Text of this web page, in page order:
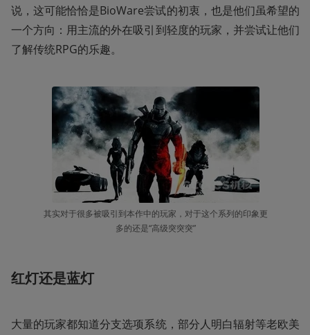
说，这可能恰恰是BioWare尝试的初衷，也是他们虽希望的
一个方向：用主流的外在吸引到轻度的玩家，并尝试让他们
了解传统RPG的乐趣。
其实对于很多被吸引到本作中的玩家，对于这个系列的印象更
多的还是“高级突突突”
红灯还是蓝灯
大量的玩家都知道分支选项系统，部分人明白辐射等老欧美